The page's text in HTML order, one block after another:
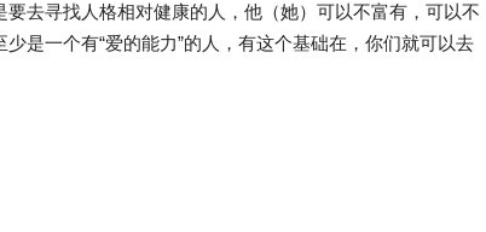
寻找人格相对健康的人，他（她）可以不富有，可以不
是一个有“爱的能力”的人，有这个基础在，你们就可以去